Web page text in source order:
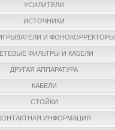
УСИЛИТЕЛИ
ИСТОЧНИКИ
И ФОНОКОРРЕКТОРЫ
ФИЛЬТРЫ И КАБЕЛИ
ДРУГАЯ АППАРАТУРА
КАБЕЛИ
СТОЙКИ
ИНФОРМАЦИЯ